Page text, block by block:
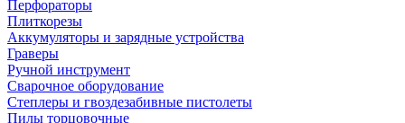
Перфораторы
Плиткорезы
Аккумуляторы и зарядные устройства
Граверы
Ручной инструмент
Сварочное оборудование
Степлеры и гвоздезабивные пистолеты
Пилы торцовочные